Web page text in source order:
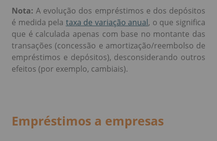
Nota: A evolução dos empréstimos e dos depósitos
é medida pela taxa de variação anual, o que significa
que é calculada apenas com base no montante das
transações (concessão e amortização/reembolso de
empréstimos e depósitos), desconsiderando outros
efeitos (por exemplo, cambiais).
Empréstimos a empresas